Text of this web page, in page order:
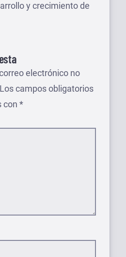
y crecimiento de
electrónico no
Los campos obligatorios
con *